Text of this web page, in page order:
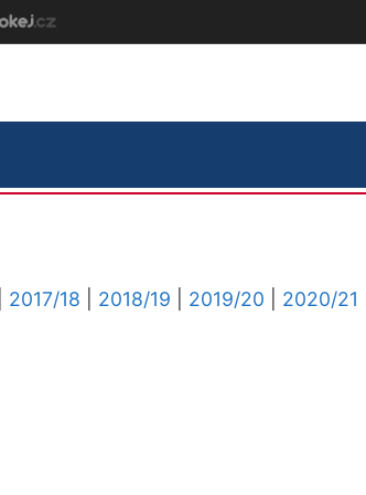
2017/18 2018/19 2019/20
2020/21